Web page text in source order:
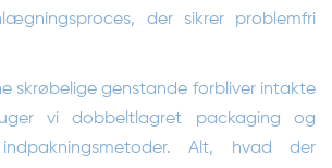
der sikrer problemfri
skrøbelige genstande forbliver intakte
vi dobbeltlagret packaging og
Alt, hvad der